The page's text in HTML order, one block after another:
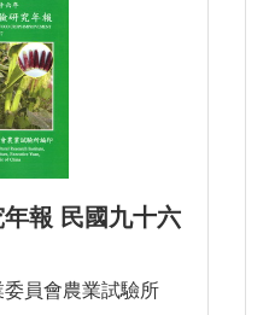
報 民國九十六
員會農業試驗所